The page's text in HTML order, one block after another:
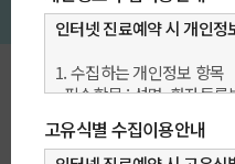
진료예약 안내